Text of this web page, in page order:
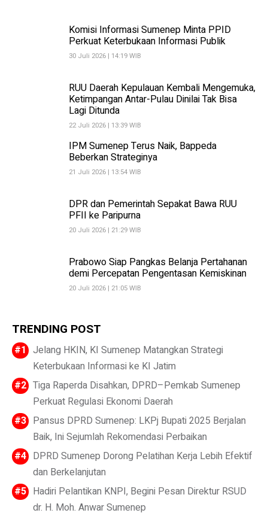
Komisi Informasi Sumenep Minta PPID
Perkuat Keterbukaan Informasi Publik
30 Juli 2026 | 14:19 WIB
RUU Daerah Kepulauan Kembali Mengemuka,
Ketimpangan Antar-Pulau Dinilai Tak Bisa
Lagi Ditunda
22 Juli 2026 | 13:39 WIB
IPM Sumenep Terus Naik, Bappeda
Beberkan Strateginya
21 Juli 2026 | 13:54 WIB
DPR dan Pemerintah Sepakat Bawa RUU
PFII ke Paripurna
20 Juli 2026 | 21:29 WIB
Prabowo Siap Pangkas Belanja Pertahanan
demi Percepatan Pengentasan Kemiskinan
20 Juli 2026 | 21:05 WIB
TRENDING POST
Jelang HKIN, KI Sumenep Matangkan Strategi
Keterbukaan Informasi ke KI Jatim
Tiga Raperda Disahkan, DPRD–Pemkab Sumenep
Perkuat Regulasi Ekonomi Daerah
Pansus DPRD Sumenep: LKPj Bupati 2025 Berjalan
Baik, Ini Sejumlah Rekomendasi Perbaikan
DPRD Sumenep Dorong Pelatihan Kerja Lebih Efektif
dan Berkelanjutan
Hadiri Pelantikan KNPI, Begini Pesan Direktur RSUD
dr. H. Moh. Anwar Sumenep